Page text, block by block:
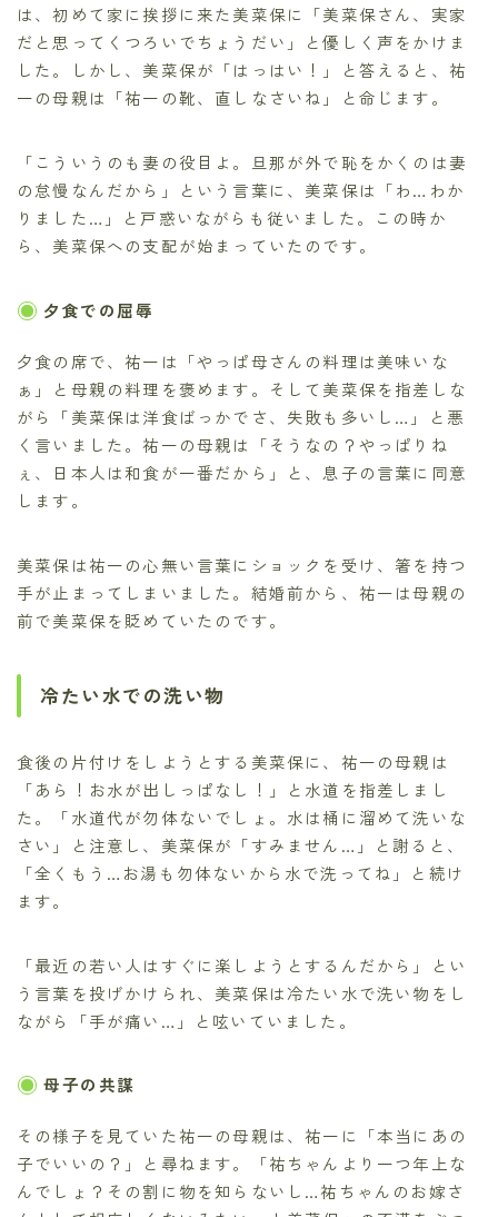
は、初めて家に挨拶に来た美菜保に「美菜保さん、実家
だと思ってくつろいでちょうだい」と優しく声をかけま
した。しかし、美菜保が「はっはい！」と答えると、祐
一の母親は「祐一の靴、直しなさいね」と命じます。
「こういうのも妻の役目よ。旦那が外で恥をかくのは妻
の怠慢なんだから」という言葉に、美菜保は「わ…わか
りました…」と戸惑いながらも従いました。この時か
ら、美菜保への支配が始まっていたのです。
夕食での屈辱
夕食の席で、祐一は「やっぱ母さんの料理は美味いな
ぁ」と母親の料理を褒めます。そして美菜保を指差しな
がら「美菜保は洋食ばっかでさ、失敗も多いし…」と悪
く言いました。祐一の母親は「そうなの？やっぱりね
ぇ、日本人は和食が一番だから」と、息子の言葉に同意
します。
美菜保は祐一の心無い言葉にショックを受け、箸を持つ
手が止まってしまいました。結婚前から、祐一は母親の
前で美菜保を貶めていたのです。
冷たい水での洗い物
食後の片付けをしようとする美菜保に、祐一の母親は
「あら！お水が出しっぱなし！」と水道を指差しまし
た。「水道代が勿体ないでしょ。水は桶に溜めて洗いな
さい」と注意し、美菜保が「すみません…」と謝ると、
「全くもう…お湯も勿体ないから水で洗ってね」と続け
ます。
「最近の若い人はすぐに楽しようとするんだから」とい
う言葉を投げかけられ、美菜保は冷たい水で洗い物をし
ながら「手が痛い…」と呟いていました。
母子の共謀
その様子を見ていた祐一の母親は、祐一に「本当にあの
子でいいの？」と尋ねます。「祐ちゃんより一つ年上な
んでしょ？その割に物を知らないし…祐ちゃんのお嫁さ